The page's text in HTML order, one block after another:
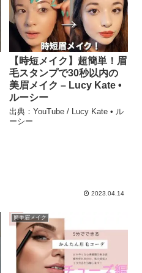
【時短メイク】超簡単！眉
毛スタンプで30秒以内の
美眉メイク – Lucy Kate •
ルーシー
出典：YouTube / Lucy Kate • ル
ーシー
2023.04.14
簡単眉メイク